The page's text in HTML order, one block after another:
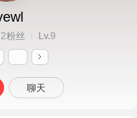
2粉丝 Lv.9
聊天